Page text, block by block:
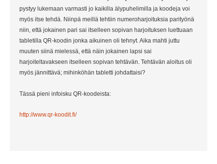
pystyy lukemaan varmasti jo kaikilla älypuhelimilla ja koodeja voi
myös itse tehdä. Niinpä meillä tehtiin numeroharjoituksia parityönä
niin, että jokainen pari sai itselleen sopivan harjoituksen luettuaan
tabletilla QR-koodin jonka aikuinen oli tehnyt. Aika mahti juttu
muuten siinä mielessä, että näin jokainen lapsi sai
harjoiteltavakseen itselleen sopivan tehtävän. Tehtävän aloitus oli
myös jännittävä; mihinköhän tabletti johdattaisi?
Tässä pieni infoisku QR-koodeista:
http://www.qr-koodit.fi/